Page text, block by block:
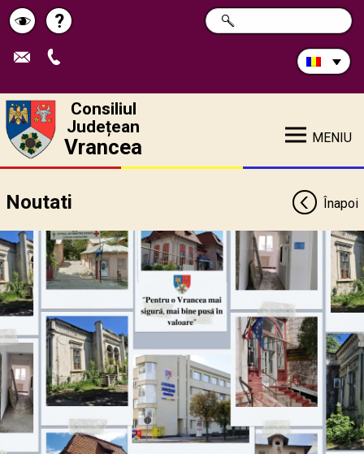
Schimbă
contrastul
Pagina
de
?
Caută
în
CAUTĂ
Consiliul
Județean
Vrancea MENIU
Noutati Înapoi